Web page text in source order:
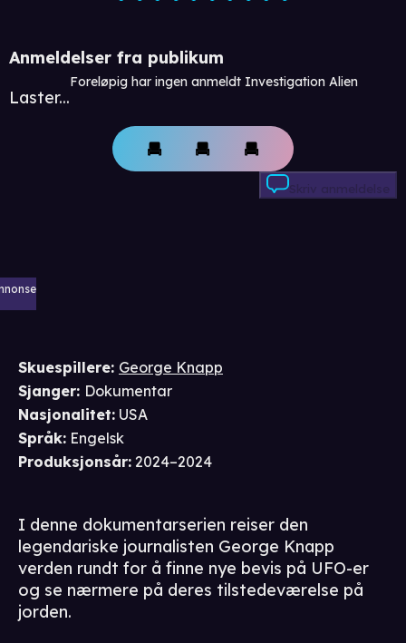
Anmeldelser fra publikum
Laster...
Foreløpig har ingen anmeldt Investigation Alien
Skriv anmeldelse
Skuespillere: George Knapp
Sjanger: Dokumentar
Nasjonalitet: USA
Språk: Engelsk
Produksjonsår: 2024–2024
I denne dokumentarserien reiser den
legendariske journalisten George Knapp
verden rundt for å finne nye bevis på UFO-er
og se nærmere på deres tilstedeværelse på
jorden.